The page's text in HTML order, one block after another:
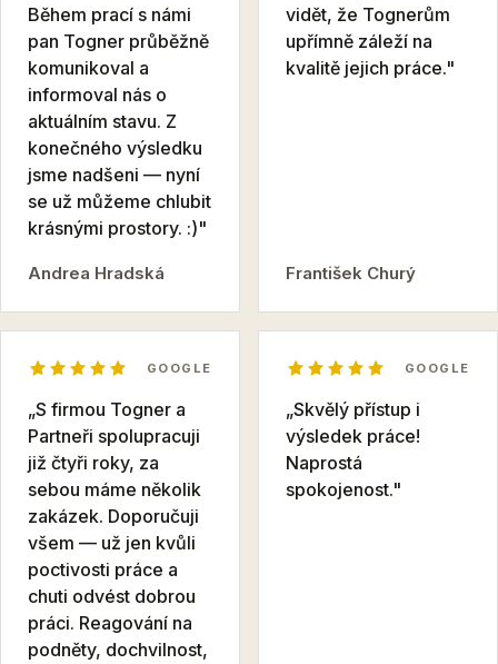
Během prací s námi
pan Togner průběžně
komunikoval a
informoval nás o
aktuálním stavu. Z
konečného výsledku
jsme nadšeni — nyní
se už můžeme chlubit
krásnými prostory. :)"
Andrea Hradská
vidět, že Tognerům
upřímně záleží na
kvalitě jejich práce."
František Churý
GOOGLE
„S firmou Togner a
Partneři spolupracuji
již čtyři roky, za
sebou máme několik
zakázek. Doporučuji
všem — už jen kvůli
poctivosti práce a
chuti odvést dobrou
práci. Reagování na
podněty, dochvilnost,
GOOGLE
„Skvělý přístup i
výsledek práce!
Naprostá
spokojenost."